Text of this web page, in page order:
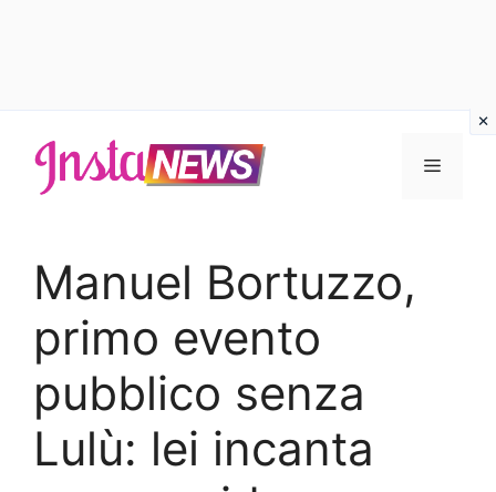
contenuto
Menu
Manuel Bortuzzo,
primo evento
pubblico senza
Lulù: lei incanta